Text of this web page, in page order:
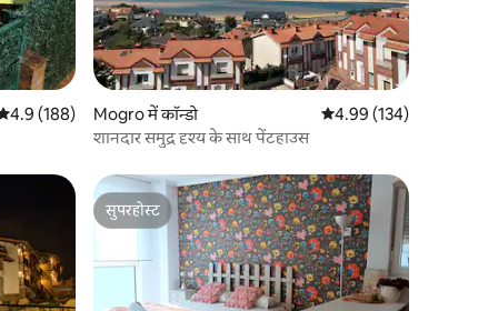
रेटिंग 5 में से 4.9, 188 समीक्षाएँ
4.9 (188)
Mogro में कॉन्डो औसत रेटिंग 5 में से 4.99,
4.99 (134)
शानदार समुद्र दृश्य के साथ पेंटहाउस
सुपरहोस्ट
सुपरहोस्ट